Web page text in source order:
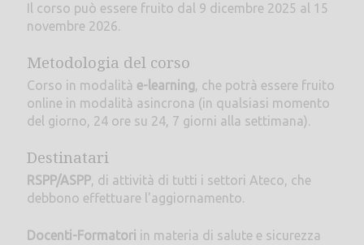
Il corso può essere fruito dal 9 dicembre 2025 al 15
novembre 2026.
Metodologia del corso
Corso in modalità e-learning, che potrà essere fruito
online in modalità asincrona (in qualsiasi momento
del giorno, 24 ore su 24, 7 giorni alla settimana).
Destinatari
RSPP/ASPP, di attività di tutti i settori Ateco, che
debbono effettuare l'aggiornamento.
Docenti-Formatori in materia di salute e sicurezza